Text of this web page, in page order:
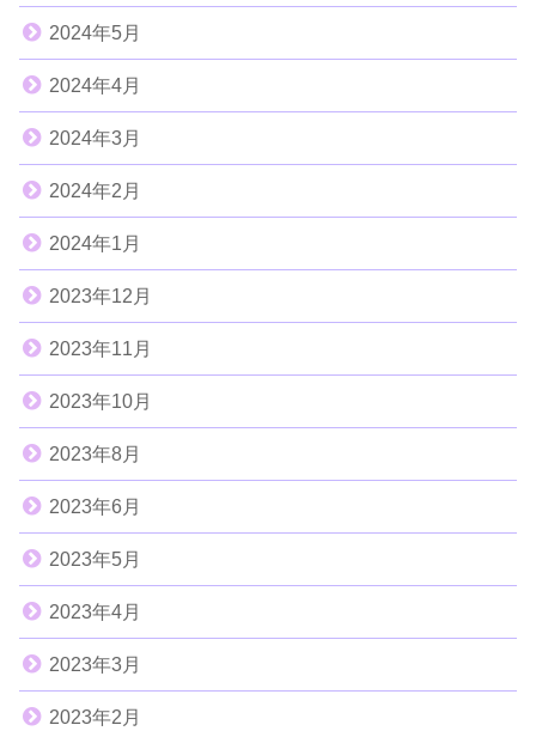
2024年5月
2024年4月
2024年3月
2024年2月
2024年1月
2023年12月
2023年11月
2023年10月
2023年8月
2023年6月
2023年5月
2023年4月
2023年3月
2023年2月